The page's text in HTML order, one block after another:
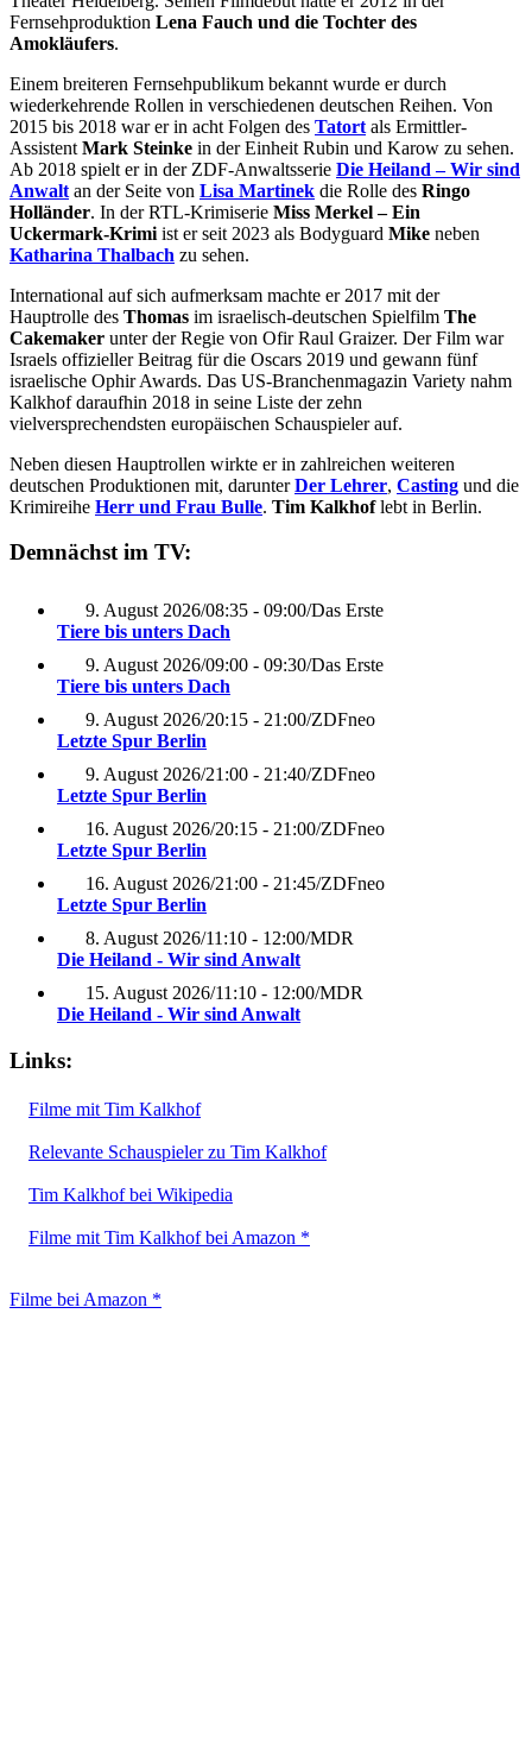
Fernsehproduktion Lena Fauch und die Tochter des
Amokläufers.
Einem breiteren Fernsehpublikum bekannt wurde er durch
wiederkehrende Rollen in verschiedenen deutschen Reihen. Von
2015 bis 2018 war er in acht Folgen des Tatort als Ermittler-
Assistent Mark Steinke in der Einheit Rubin und Karow zu sehen.
Ab 2018 spielt er in der ZDF-Anwaltsserie Die Heiland – Wir sind
Anwalt an der Seite von Lisa Martinek die Rolle des Ringo
Holländer. In der RTL-Krimiserie Miss Merkel – Ein
Uckermark-Krimi ist er seit 2023 als Bodyguard Mike neben
Katharina Thalbach zu sehen.
International auf sich aufmerksam machte er 2017 mit der
Hauptrolle des Thomas im israelisch-deutschen Spielfilm The
Cakemaker unter der Regie von Ofir Raul Graizer. Der Film war
Israels offizieller Beitrag für die Oscars 2019 und gewann fünf
israelische Ophir Awards. Das US-Branchenmagazin Variety nahm
Kalkhof daraufhin 2018 in seine Liste der zehn
vielversprechendsten europäischen Schauspieler auf.
Neben diesen Hauptrollen wirkte er in zahlreichen weiteren
deutschen Produktionen mit, darunterDer Lehrer, Casting und die
Krimireihe Herr und Frau Bulle. Tim Kalkhoflebt in Berlin.
Demnächst im TV:
9. August 2026/08:35 - 09:00/Das Erste
Tiere bis unters Dach
9. August 2026/09:00 - 09:30/Das Erste
Tiere bis unters Dach
9. August 2026/20:15 - 21:00/ZDFneo
Letzte Spur Berlin
9. August 2026/21:00 - 21:40/ZDFneo
Letzte Spur Berlin
16. August 2026/20:15 - 21:00/ZDFneo
Letzte Spur Berlin
16. August 2026/21:00 - 21:45/ZDFneo
Letzte Spur Berlin
8. August 2026/11:10 - 12:00/MDR
Die Heiland - Wir sind Anwalt
15. August 2026/11:10 - 12:00/MDR
Die Heiland - Wir sind Anwalt
Links:
Filme mit Tim Kalkhof
Relevante Schauspieler zu Tim Kalkhof
Tim Kalkhof bei Wikipedia
Filme mit Tim Kalkhof bei Amazon *
Filme bei Amazon *